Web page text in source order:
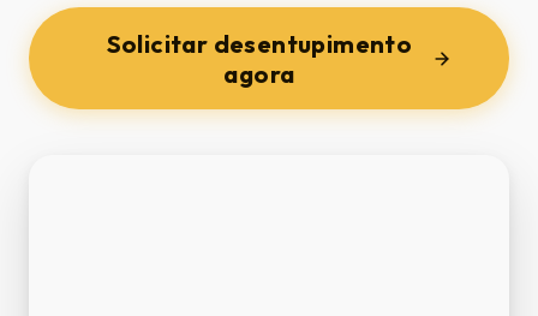
Solicitar desentupimento
agora